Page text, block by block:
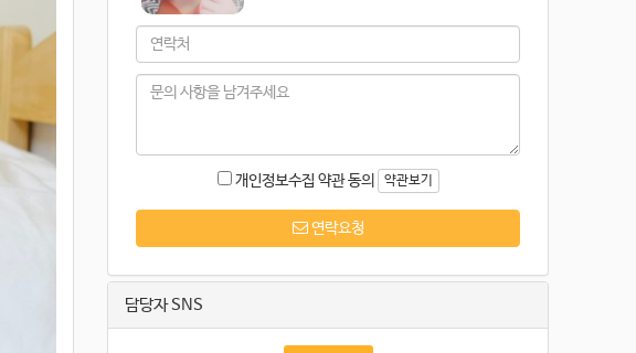
개인정보수집 약관 동의 약관보기
연락요청
담당자 SNS